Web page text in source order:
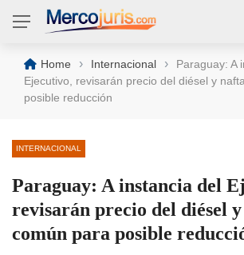
Home › Internacional ›
Paraguay: A
Ejecutivo, revisarán precio del diésel y
posible reducción
INTERNACIONAL
Paraguay: A instancia del
revisarán precio del diésel
común para posible